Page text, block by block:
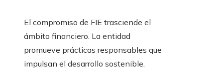
El compromiso de FIE trasciende el
ámbito financiero. La entidad
promueve prácticas responsables que
impulsan el desarrollo sostenible.